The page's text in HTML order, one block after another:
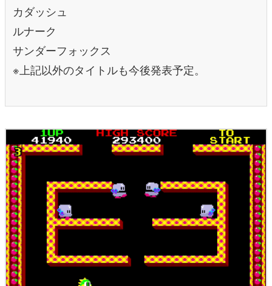
カダッシュ
ルナーク
サンダーフォックス
※上記以外のタイトルも今後発表予定。